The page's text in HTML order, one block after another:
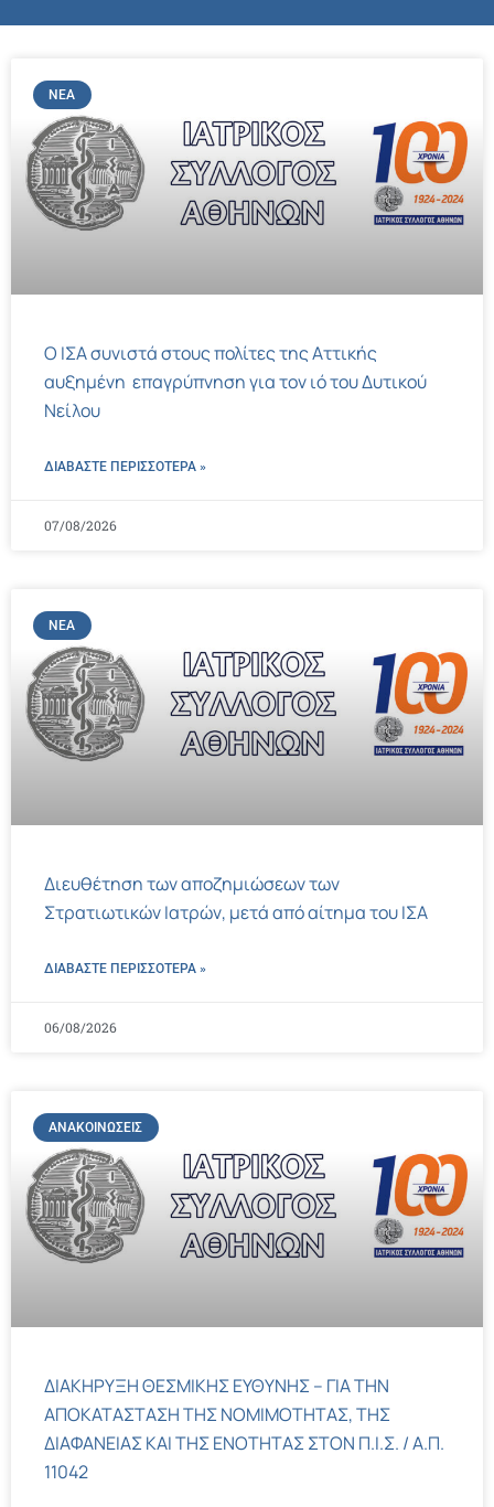
ΝΈΑ
Ο ΙΣΑ συνιστά στους πολίτες της Αττικής
αυξημένη επαγρύπνηση για τον ιό του Δυτικού
Νείλου
ΔΙΑΒΑΣΤΕ ΠΕΡΙΣΣΌΤΕΡΑ »
07/08/2026
ΝΈΑ
Διευθέτηση των αποζημιώσεων των
Στρατιωτικών Ιατρών, μετά από αίτημα του ΙΣΑ
ΔΙΑΒΑΣΤΕ ΠΕΡΙΣΣΌΤΕΡΑ »
06/08/2026
ΑΝΑΚΟΙΝΏΣΕΙΣ
ΔΙΑΚΗΡΥΞΗ ΘΕΣΜΙΚΗΣ ΕΥΘΥΝΗΣ – ΓΙΑ ΤΗΝ
ΑΠΟΚΑΤΑΣΤΑΣΗ ΤΗΣ ΝΟΜΙΜΟΤΗΤΑΣ, ΤΗΣ
ΔΙΑΦΑΝΕΙΑΣ ΚΑΙ ΤΗΣ ΕΝΟΤΗΤΑΣ ΣΤΟΝ Π.Ι.Σ. / Α.Π.
11042